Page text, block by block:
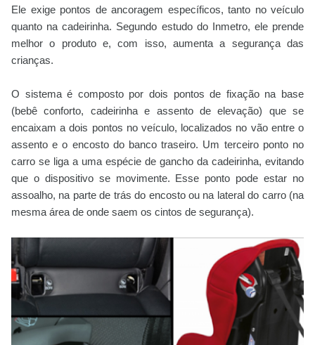
Ele exige pontos de ancoragem específicos, tanto no veículo
quanto na cadeirinha. Segundo estudo do Inmetro, ele prende
melhor o produto e, com isso, aumenta a segurança das
crianças.
O sistema é composto por dois pontos de fixação na base
(bebê conforto, cadeirinha e assento de elevação) que se
encaixam a dois pontos no veículo, localizados no vão entre o
assento e o encosto do banco traseiro. Um terceiro ponto no
carro se liga a uma espécie de gancho da cadeirinha, evitando
que o dispositivo se movimente. Esse ponto pode estar no
assoalho, na parte de trás do encosto ou na lateral do carro (na
mesma área de onde saem os cintos de segurança).